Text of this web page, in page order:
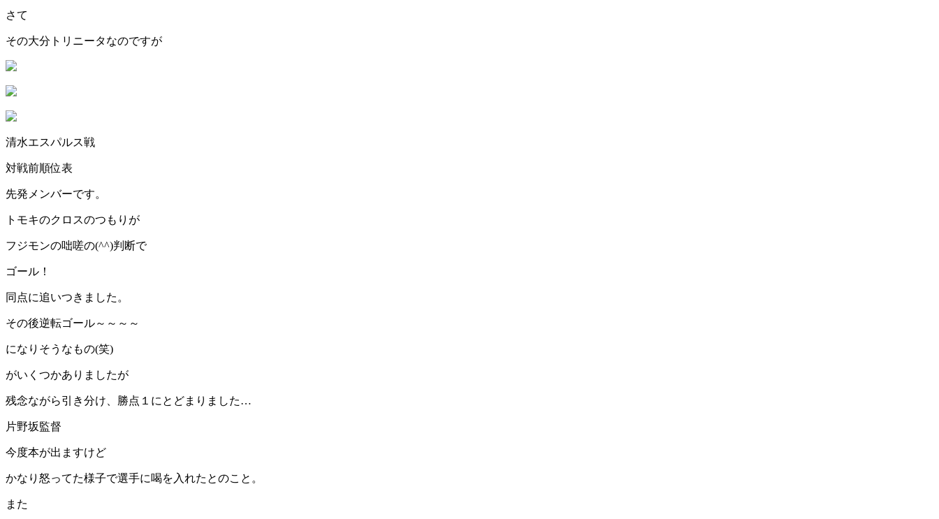
さて
その大分トリニータなのですが
清水エスパルス戦
対戦前順位表
先発メンバーです。
トモキのクロスのつもりが
フジモンの咄嗟の(^^)判断で
ゴール！
同点に追いつきました。
その後逆転ゴール～～～～
になりそうなもの(笑)
がいくつかありましたが
残念ながら引き分け、勝点１にとどまりました…
片野坂監督
今度本が出ますけど
かなり怒ってた様子で選手に喝を入れたとのこと。
また